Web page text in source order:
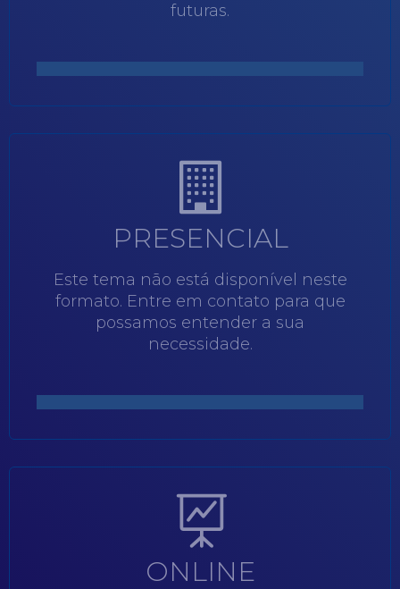
futuras.
PRESENCIAL
Este tema não está disponível neste
formato. Entre em contato para que
possamos entender a sua
necessidade.
ONLINE